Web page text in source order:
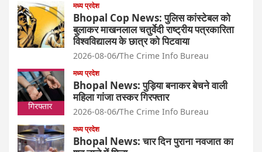
मध्य प्रदेश
Bhopal Cop News: पुलिस कांस्टेबल को
बुलाकर माखनलाल चतुर्वेदी राष्ट्रीय पत्रकारिता
विश्वविद्यालय के छात्र को पिटवाया
2026-08-06 The Crime Info Bureau
मध्य प्रदेश
Bhopal News: पुड़िया बनाकर बेचने वाली
महिला गांजा तस्कर गिरफ्तार
2026-08-06 The Crime Info Bureau
मध्य प्रदेश
Bhopal News: चार दिन पुराना नवजात का